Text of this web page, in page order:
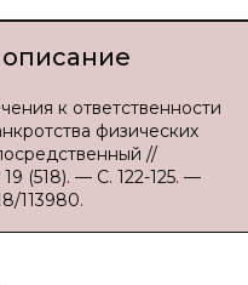
к ответственности
физических
//
(518). — С. 122-125. —
113980.